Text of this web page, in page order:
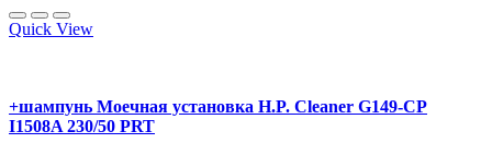
Quick View
+шампунь Моечная установка H.P. Cleaner G149-CP
I1508A 230/50 PRT